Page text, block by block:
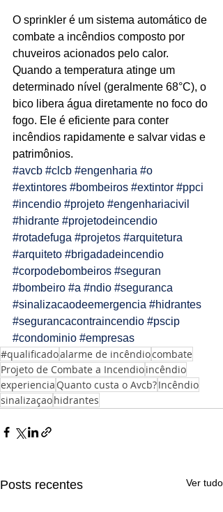
O sprinkler é um sistema automático de
combate a incêndios composto por
chuveiros acionados pelo calor.
Quando a temperatura atinge um
determinado nível (geralmente 68°C), o
bico libera água diretamente no foco do
fogo. Ele é eficiente para conter
incêndios rapidamente e salvar vidas e
patrimônios.
#avcb #clcb #engenharia #o
#extintores #bombeiros #extintor #ppci
#incendio #projeto #engenhariacivil
#hidrante #projetodeincendio
#rotadefuga #projetos #arquitetura
#arquiteto #brigadadeincendio
#corpodebombeiros #seguran
#bombeiro #a #ndio #seguranca
#sinalizacaodeemergencia #hidrantes
#segurancacontraincendio #pscip
#condominio #empresas
#qualificadoalarme de incêndiocombate
Projeto de Combate a Incendioincêndio
experiencia Quanto custa o Avcb?Incêndio
sinalizaçaohidrantes
Posts recentes Ver tudo